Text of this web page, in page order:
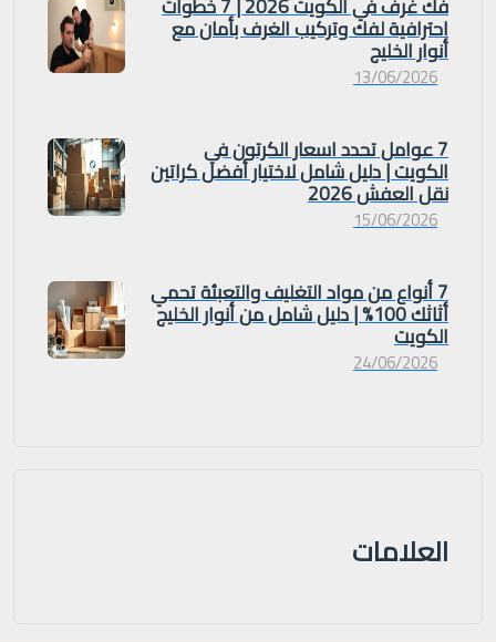
احترافية لفك وتركيب الغرف بأمان مع
أنوار الخليج
13/06/2026
7 عوامل تحدد اسعار الكرتون في
الكويت | دليل شامل لاختيار أفضل كراتين
نقل العفش 2026
15/06/2026
7 أنواع من مواد التغليف والتعبئة تحمي
أثاثك 100% | دليل شامل من أنوار الخليج
الكويت
24/06/2026
العلامات